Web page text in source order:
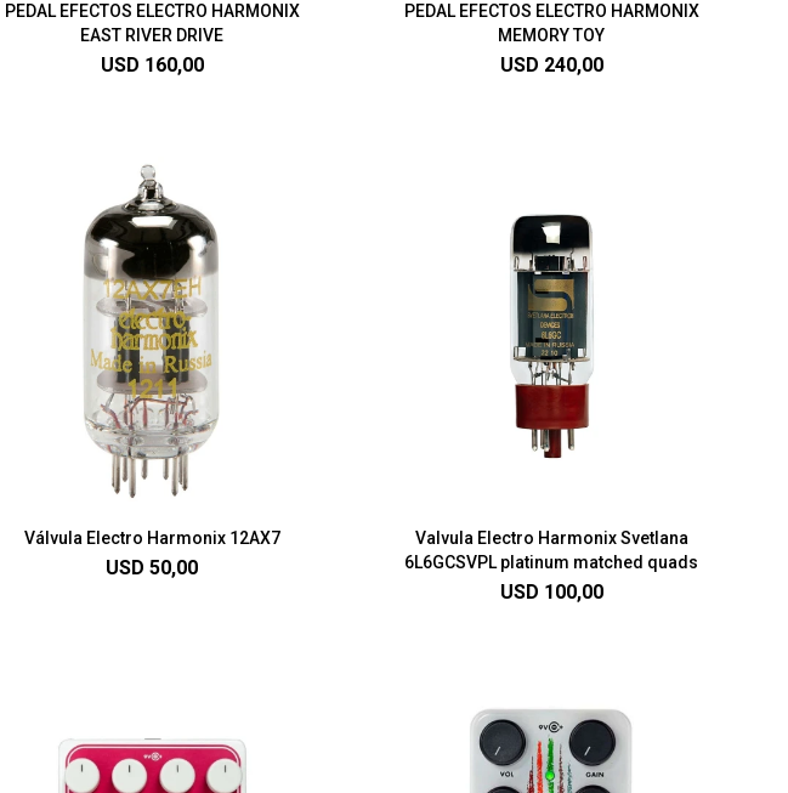
PEDAL EFECTOS ELECTRO HARMONIX
EAST RIVER DRIVE
USD 160,00
PEDAL EFECTOS ELECTRO HARMONIX
MEMORY TOY
USD 240,00
Válvula Electro Harmonix 12AX7
USD 50,00
Valvula Electro Harmonix Svetlana
6L6GCSVPL platinum matched quads
USD 100,00